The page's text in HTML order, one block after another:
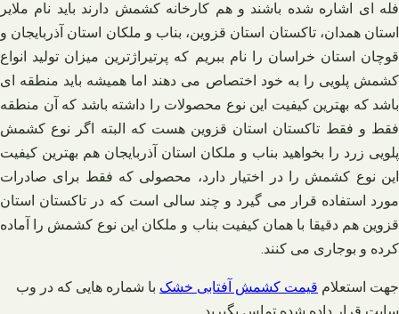
فله‌ ای اشاره شده باشند و هم کارخانه کشمش دارند باید نام ملایر
استان همدان، تاکستان استان قزوین، بناب و ملکان استان آذربایجان و
قوچان استان خراسان را نام ببریم که پرتیراژ‌ترین میزان تولید انواع
کشمش پلویی را به خود اختصاص می‌ دهند اما همیشه باید منطقه‌ ای
باشد که بهترین کیفیت این نوع محصولات را داشته باشد که آن منطقه
فقط و فقط تاکستان استان قزوین هست که البته اگر نوع کشمش
پلویی زرد را بخواهید بناب و ملکان استان آذربایجان هم بهترین کیفیت
این نوع کشمش را در اختیار دارد، محصولی که فقط برای صادرات
مورد استفاده قرار می‌ گیرد و چند سالی است که در تاکستان استان
قزوین هم دقیقا با همان کیفیت بناب و ملکان این نوع کشمش را آماده
کرده و بوجاری می‌ کنند.
جهت استعلام قیمت کشمش آفتابی خشک با شماره هایی که در وب